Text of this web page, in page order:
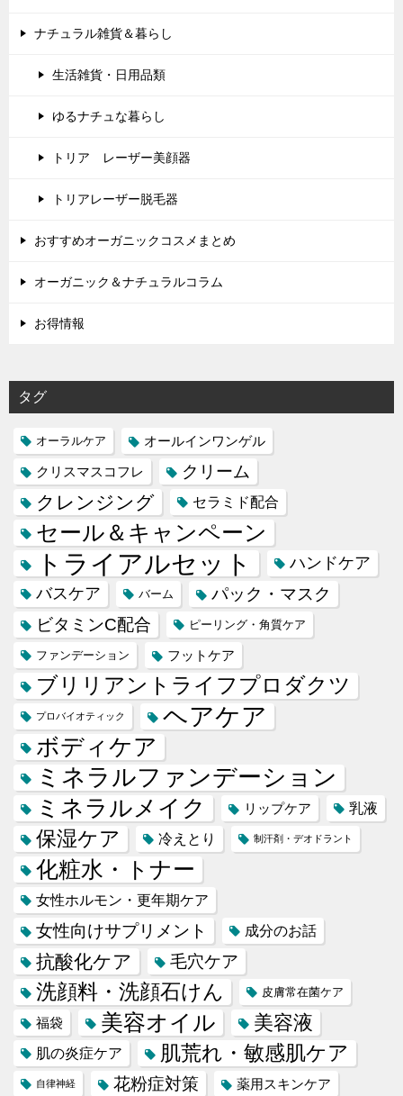
ナチュラル雑貨＆暮らし
生活雑貨・日用品類
ゆるナチュな暮らし
トリア レーザー美顔器
トリアレーザー脱毛器
おすすめオーガニックコスメまとめ
オーガニック＆ナチュラルコラム
お得情報
タグ
オーラルケア
オールインワンゲル
クリスマスコフレ
クリーム
クレンジング セラミド配合
セール＆キャンペーン
トライアルセット
ハンドケア
バスケア
バーム
パック・マスク
ビタミンC配合
ピーリング・角質ケア
ファンデーション フットケア
ブリリアントライフプロダクツ
プロバイオティック ヘアケア
ボディケア
ミネラルファンデーション
ミネラルメイク リップケア 乳液
保湿ケア 冷えとり 制汗剤・デオドラント
化粧水・トナー
女性ホルモン・更年期ケア
女性向けサプリメント 成分のお話
抗酸化ケア 毛穴ケア
洗顔料・洗顔石けん 皮膚常在菌ケア
福袋 美容オイル 美容液
肌の炎症ケア 肌荒れ・敏感肌ケア
自律神経 花粉症対策 薬用スキンケア